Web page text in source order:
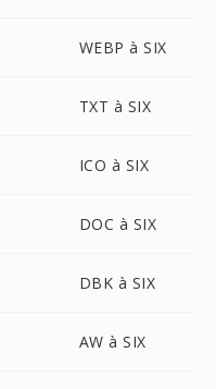
WEBP à SIX
TXT à SIX
ICO à SIX
DOC à SIX
DBK à SIX
AW à SIX